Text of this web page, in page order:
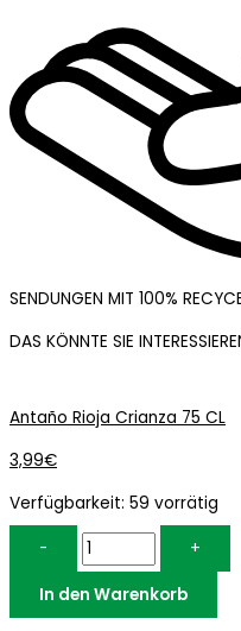
SENDUNGEN MIT 100%
DAS KÖNNTE SIE
Antaño Rioja Crianza 75 CL
3,99€
Verfügbarkeit: 59 vorrätig
-
+
In den Warenkorb